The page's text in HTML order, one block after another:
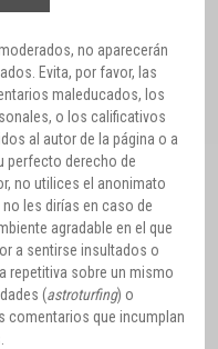
no aparecerán
Evita, por favor, las
maleducados, los
o los calificativos
al autor de la página o a
perfecto derecho de
no utilices el anonimato
les dirías en caso de
agradable en el que
a sentirse insultados o
repetitiva sobre un mismo
(astroturfing) o
comentarios que incumplan